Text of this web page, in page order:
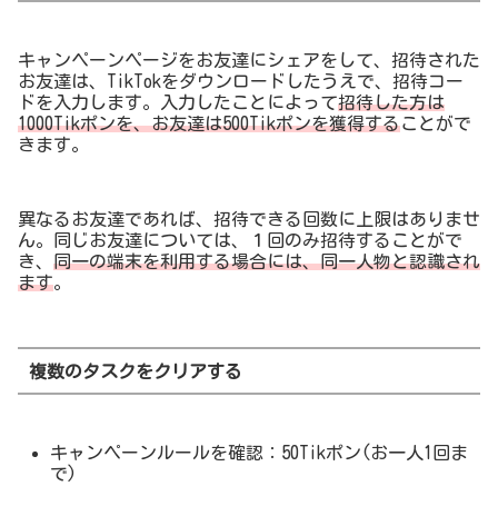
キャンペーンページをお友達にシェアをして、招待された
お友達は、TikTokをダウンロードしたうえで、招待コー
ドを入力します。入力したことによって招待した方は
1000Tikポンを、お友達は500Tikポンを獲得することがで
きます。
異なるお友達であれば、招待できる回数に上限はありませ
ん。同じお友達については、１回のみ招待することがで
き、 同一の端末を利用する場合には、同一人物と認識され
ます。
複数のタスクをクリアする
キャンペーンルールを確認：50Tikポン(お一人1回ま
で)